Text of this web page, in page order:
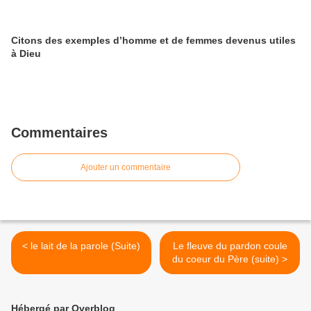
Citons des exemples d’homme et de femmes devenus utiles
à Dieu
Commentaires
Ajouter un commentaire
< le lait de la parole (Suite)
Le fleuve du pardon coule
du coeur du Père (suite) >
Hébergé par Overblog